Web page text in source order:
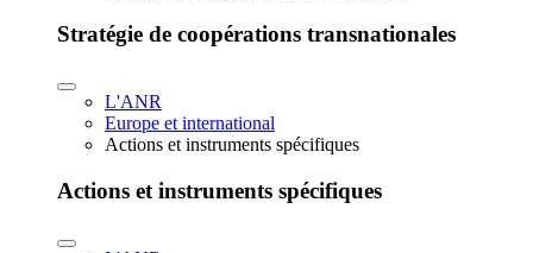
Stratégie de coopérations transnationales
L'ANR
Europe et international
Actions et instruments spécifiques
Actions et instruments spécifiques